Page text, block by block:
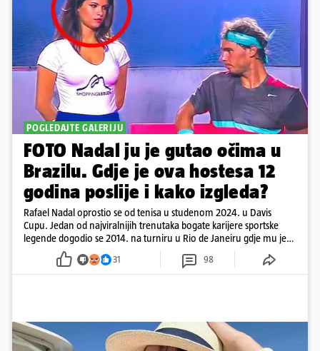
POGLEDAJTE GALERIJU
FOTO Nadal ju je gutao očima u
Brazilu. Gdje je ova hostesa 12
godina poslije i kako izgleda?
Rafael Nadal oprostio se od tenisa u studenom 2024. u Davis
Cupu. Jedan od najviralnijih trenutaka bogate karijere sportske
legende dogodio se 2014. na turniru u Rio de Janeiru gdje mu je
pažnju odvlačila ljepotica iza klupe
31 98